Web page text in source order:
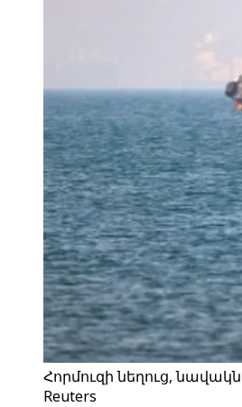
Հորմուզի նեղուց,
Reuters